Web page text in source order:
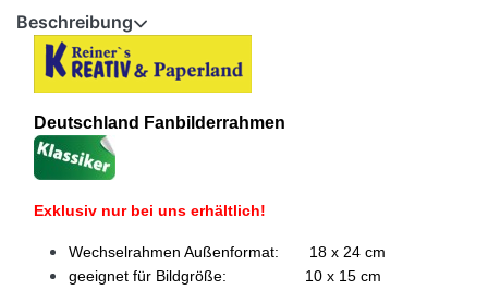
Beschreibung
Deutschland Fanbilderrahmen
Exklusiv nur bei uns erhältlich!
Wechselrahmen Außenformat: 18 x 24 cm
geeignet für Bildgröße: 10 x 15 cm